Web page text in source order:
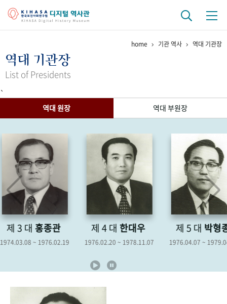
걸어온 길 기관 변천사
연구 역사
정책과 연구 키워드로 보는 연구 역사
연구자들
기록물 아카이브
사진 아카이브 문서 기록물 행정박물 영상 기록물
50+1주년 기념
성과 50선 숫자로 보는 50년 50+1주년 광장
세계와 함께 한 KIHASA
home 기관 역사 역대 기관장
역대 기관장
List of Presidents
`
역대 원장
역대 부원장
제 4 대한대우
1976.02.20 ~ 1978.11.07
제 5 대박형종
1976.04.07 ~ 1979.04.06
제 6 대
1978.12.19 ~